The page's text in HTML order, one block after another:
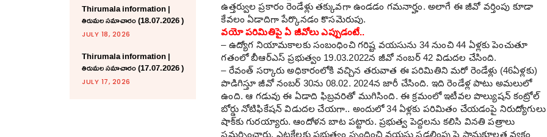
Thirumala information |
తిరుమల సమాచారం (18.07.2026 )
JULY 18, 2026
Thirumala information |
తిరుమల సమాచారం (17.07.2026 )
JULY 17, 2026
ఉత్తర్వుల ప్రకారం రెండేళ్లు తక్కువగా ఉండడం గమనార్హం. అలాగే ఈ జీవో వర్తింపు కూడా
కేవలం ఏడాదిగా పేర్కొనడం కొసమెరుపు.
వ‌యో ప‌రిమితిపై ఏ జీవోలు ఎప్పుడంటే..
– ఉద్యోగ నియామ‌కాల‌కు సంబంధించి గ‌రిష్ట‌ వ‌య‌సును 34 నుంచి 44 ఏళ్ల‌కు పెంచుతూ
గ‌తంలో బీఆర్ఎస్ ప్ర‌భుత్వం 19.03.2022న జీవో నంబ‌ర్ 42 విడుద‌ల‌ చేసింది.
– రేవంత్ స‌ర్కారు అధికారంలోకి వ‌చ్చిన త‌రువాత ఈ ప‌రిమితిని మ‌రో రెండేళ్లు (46ఏళ్ల‌కు)
పొడిగిస్తూ జీవో నంబర్ 30ను 08.02. 2024న జారీ చేసింది. ఇది రెండేళ్ల పాటు అమ‌లులో
ఉంది. ఆ గడువు ఈ ఏడాది ఫిబ్ర‌వ‌రితో ముగిసింది. ఈ క్ర‌మంలో ఇటీవ‌ల పొల్యుష‌న్ కంట్రోల్
బోర్డు నోటిఫికేష‌న్ విడుద‌ల చేయ‌గా.. అందులో 34 ఏళ్ల‌కు ప‌రిమితం చేయ‌డంపై నిరుద్యోగులు
షాక్‌కు గుర‌య్యారు. ఆందోళన బాట పట్టారు. ప్రభుత్వ పెద్దలను కలిసి వినతి పత్రాలు
సమర్పించారు. ఎట్టకేలకు ప్రభుత్వం స్పందించి వయసు సడలింపు పై సానుకూలత వ్యక్తం